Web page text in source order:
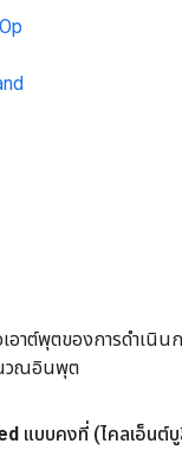
าต์พุตของการดำเนิน
วณอินพุต
แบบคงที่ (ไคลเอ็นต์